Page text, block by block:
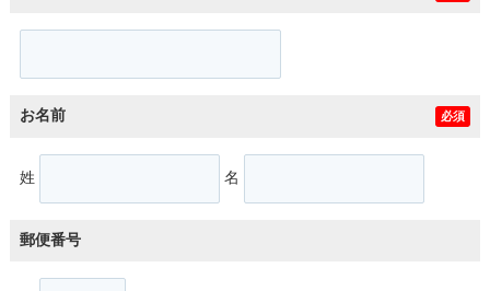
お名前 必須
姓 名
郵便番号